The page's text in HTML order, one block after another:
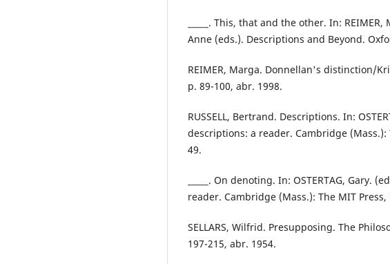
_____. This, that and the other. In:
Anne (eds.). Descriptions and Beyond.
REIMER, Marga. Donnellan's distinction/
p. 89-100, abr. 1998.
RUSSELL, Bertrand. Descriptions. In:
descriptions: a reader. Cambridge (Mass.):
49.
_____. On denoting. In: OSTERTAG, Gary.
reader. Cambridge (Mass.): The MIT Press,
SELLARS, Wilfrid. Presupposing. The
197-215, abr. 1954.